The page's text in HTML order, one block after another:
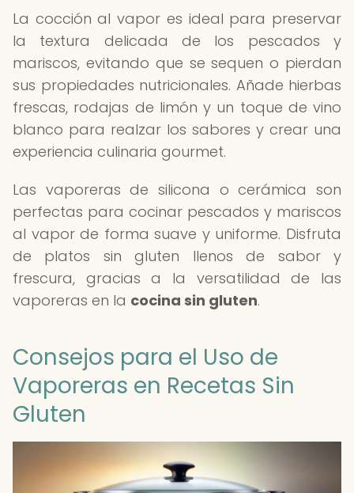
La cocción al vapor es ideal para preservar
la textura delicada de los pescados y
mariscos, evitando que se sequen o pierdan
sus propiedades nutricionales. Añade hierbas
frescas, rodajas de limón y un toque de vino
blanco para realzar los sabores y crear una
experiencia culinaria gourmet.
Las vaporeras de silicona o cerámica son
perfectas para cocinar pescados y mariscos
al vapor de forma suave y uniforme. Disfruta
de platos sin gluten llenos de sabor y
frescura, gracias a la versatilidad de las
vaporeras en la cocina sin gluten.
Consejos para el Uso de
Vaporeras en Recetas Sin
Gluten